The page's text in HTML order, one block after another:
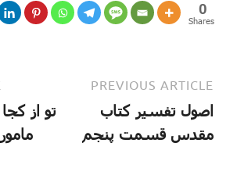
0
Shares
PREVIOUS ARTICLE
اصول تفسیر کتاب
مقدس قسمت پنجم
تو از